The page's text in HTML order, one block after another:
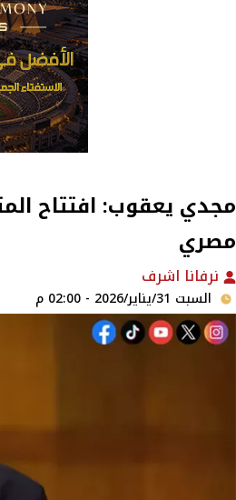
مجدي يعقوب: افتتاح
مصري
نرفانا اشرف
السبت 31/يناير/2026 - 02:00 م